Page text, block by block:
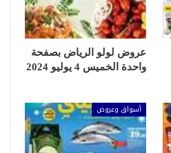
عروض لولو الرياض بصفحة
واحدة الخميس 4 يوليو 2024
أسواق وعروض